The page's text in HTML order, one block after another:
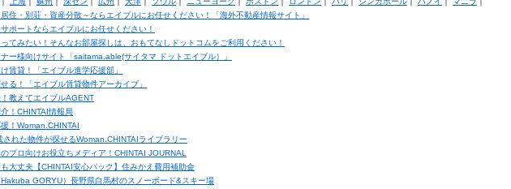
住・別荘・資産分散～ならエイブルにお任せください！「海外不動産情報サイト」
ポートならエイブルにお任せください！
てみたい！そんなお部屋探しは、おもてなしドットコムをご利用ください！
ー様向けサイト「saitama.able(サイタマ ドットエイブル）」
賃貸！「エイブル進学応援部」
る！「エイブル賃貸物件アーカイブ」
教えてエイブルAGENT
！CHINTAI情報局
！Woman.CHINTAI
された物件が探せるWoman.CHINTAIライブラリー
プロ向けお役立ちメディア！CHINTAI JOURNAL
大丈夫【CHINTAI安心パック】住みかえ費用補助金
GORYU）長野県白馬村のスノーボード&スキー場